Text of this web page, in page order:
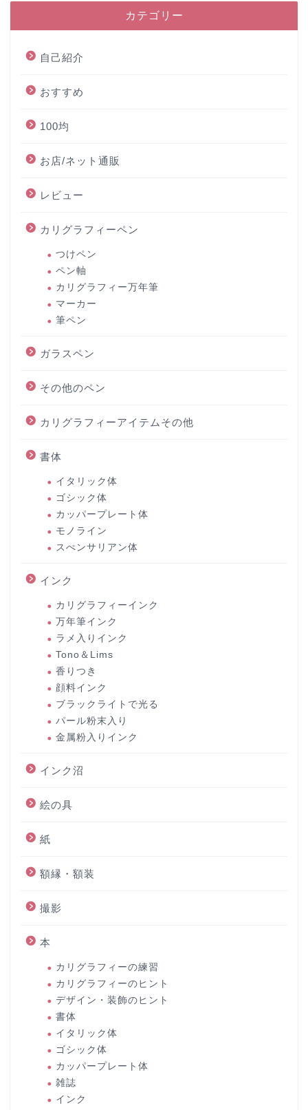
カテゴリー
自己紹介
おすすめ
100均
お店/ネット通販
レビュー
カリグラフィーペン
つけペン
ペン軸
カリグラフィー万年筆
マーカー
筆ペン
ガラスペン
その他のペン
カリグラフィーアイテムその他
書体
イタリック体
ゴシック体
カッパープレート体
モノライン
スぺンサリアン体
インク
カリグラフィーインク
万年筆インク
ラメ入りインク
Tono＆Lims
香りつき
顔料インク
ブラックライトで光る
パール粉末入り
金属粉入りインク
インク沼
絵の具
紙
額縁・額装
撮影
本
カリグラフィーの練習
カリグラフィーのヒント
デザイン・装飾のヒント
書体
イタリック体
ゴシック体
カッパープレート体
雑誌
インク